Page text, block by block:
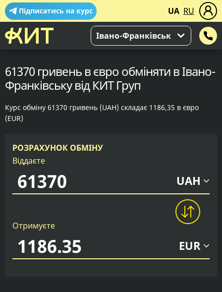
Підписатись на курс UA RU
Івано-Франківськ
61370 гривень в євро обміняти в Івано-
Франківську від КИТ Груп
Курс обміну 61370 гривень (UAH) складає 1186,35 в євро
(EUR)
РОЗРАХУНОК ОБМІНУ
Віддаєте
UAH
Отримуєте
EUR